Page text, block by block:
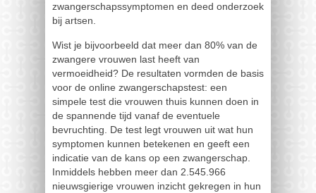
zwangerschapssymptomen en deed onderzoek
bij artsen.
Wist je bijvoorbeeld dat meer dan 80% van de
zwangere vrouwen last heeft van
vermoeidheid? De resultaten vormden de basis
voor de online zwangerschapstest: een
simpele test die vrouwen thuis kunnen doen in
de spannende tijd vanaf de eventuele
bevruchting. De test legt vrouwen uit wat hun
symptomen kunnen betekenen en geeft een
indicatie van de kans op een zwangerschap.
Inmiddels hebben meer dan 2.545.966
nieuwsgierige vrouwen inzicht gekregen in hun